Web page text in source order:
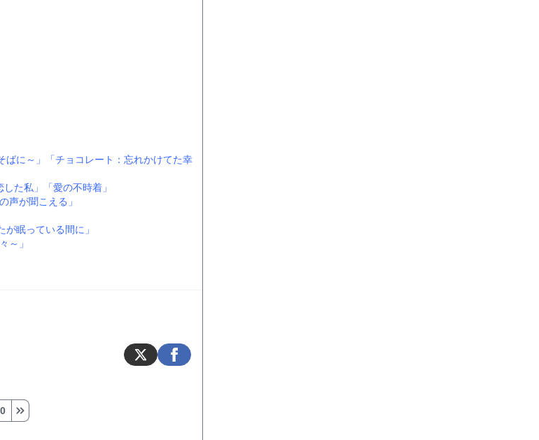
ばに～」
「チョコレート：忘れかけてた幸
た私」
「愛の不時着」
の声が聞こえる」
が眠っている間に」
～」